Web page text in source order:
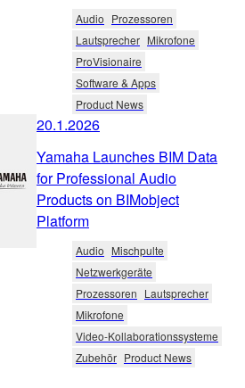
Audio Prozessoren
Lautsprecher Mikrofone
ProVisionaire
Software & Apps
Product News
20.1.2026
Yamaha Launches BIM Data
for Professional Audio
Products on BIMobject
Platform
Audio Mischpulte
Netzwerkgeräte
Prozessoren Lautsprecher
Mikrofone
Video-Kollaborationssysteme
Zubehör Product News